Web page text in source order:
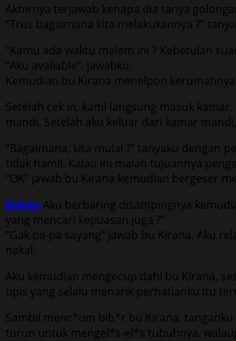
Akhirnya terjawab kenapa dia tanya
“Trus bagaimana kita melakukannya ?”
“Kamu ada waktu malem ini ? Kebetulan
“Aku available”. jawabku.
Kemudian bu Kirana menelpon
Setelah cek in, kami langsung masuk
mandi. Setelah aku keluar dari kamar
“Bagaimana, kita mulai ?” tanyaku dengan
tidak hamil. Kalau ini malah tujuannya
“OK” jawab bu Kirana kemudian bergeser
Bokep Aku berbaring disampingnya
yang mencari kepuasan juga ?”
“Gak pa-pa sayang” jawab bu Kirana. Aku
nakal.
Aku kemudian mengecup dahi bu Kirana,
tipis yang selalu menarik perhatianku itu
Sambil menc*um bib*r bu Kirana,
turun untuk mengel*s-el*s tubuhnya,